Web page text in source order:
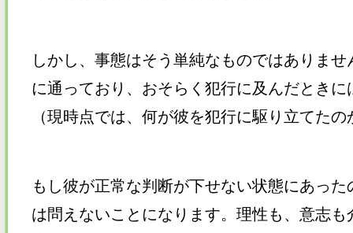
しかし、事態はそう単純なものではありま
に通っており、おそらく犯行に及んだとき
（現時点では、何が彼を犯行に駆り立てた
もし彼が正常な判断が下せない状態にあっ
は問えないことになります。理性も、意志